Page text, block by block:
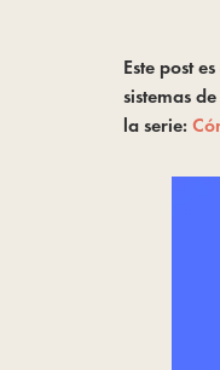
Este post
sistemas
la serie: